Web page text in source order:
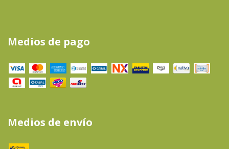
Medios de pago
Medios de envío